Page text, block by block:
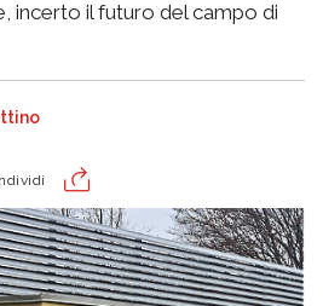
incerto il futuro del campo di